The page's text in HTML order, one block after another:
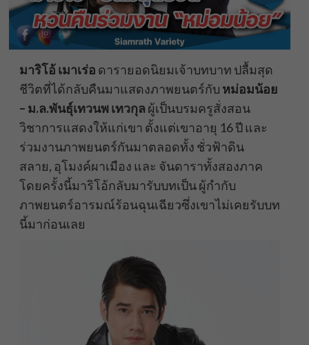
มาริโอ้ เมาเร่อ ดารายอดนิยมเจ้าบทบาท ปลื้มสุด
ชีวิตที่ได้กลับคืนมาแสดงภาพยนตร์กับ หม่อมน้อย
– ม.ล.พันธุ์เทวนพ เทวกุล ผู้เป็นบรมครูสั่งสอน
วิชาการแสดงให้แก่เขา ตั้งแต่เขาอายุ 16 ปี และ
ร่วมงานภาพยนตร์กันมาตลอดทั้ง ชั่วฟ้าดิน
สลาย, อุโมงค์ผาเมือง และ จันดาราทั้งสองภาค
โดยครั้งนี้มาริโอ้กลับมารับบทเป็น ผู้กำกับ
ภาพยนตร์อารมณ์ร้อนฉุนเฉียวซึ่งเขาไม่เคยรับบท
นี้มาก่อนเลย